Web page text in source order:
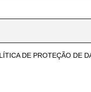
DE PROTEÇÃO DE